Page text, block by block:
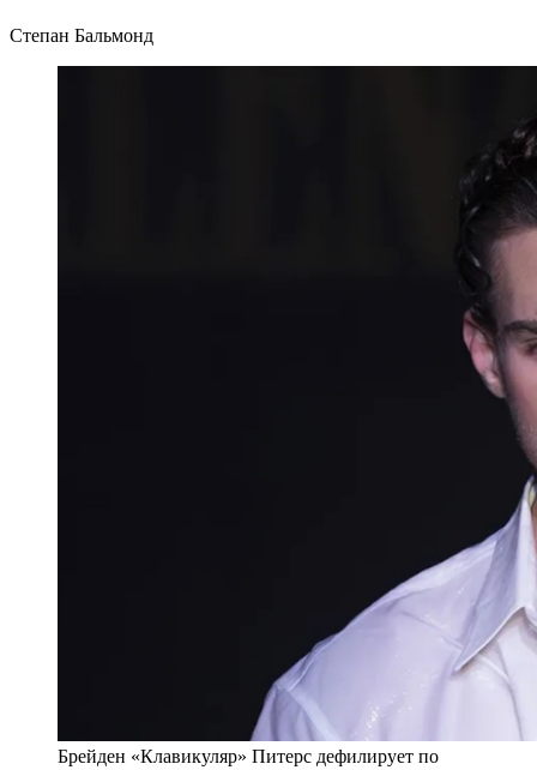
Степан Бальмонд
Брейден «Клавикуляр» Питерс дефилирует по